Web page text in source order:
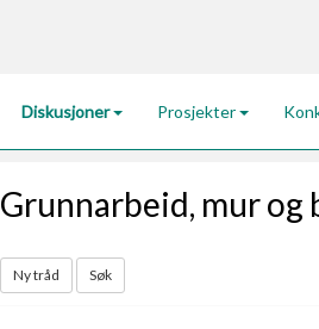
Diskusjoner Prosjekter
Grunnarbeid, mur og
Ny tråd Søk